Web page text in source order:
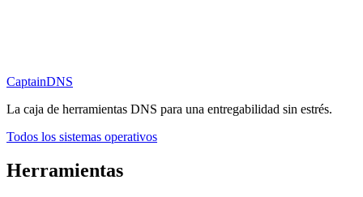
CaptainDNS
La caja de herramientas DNS para una entregabilidad sin estrés.
Todos los sistemas operativos
Herramientas